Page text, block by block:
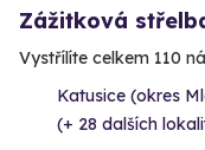
Zážitková
Vystřílíte celkem 110
Katusice (okres
(+ 28 dalších